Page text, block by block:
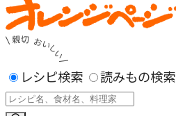
レシピ検索 読みもの検索